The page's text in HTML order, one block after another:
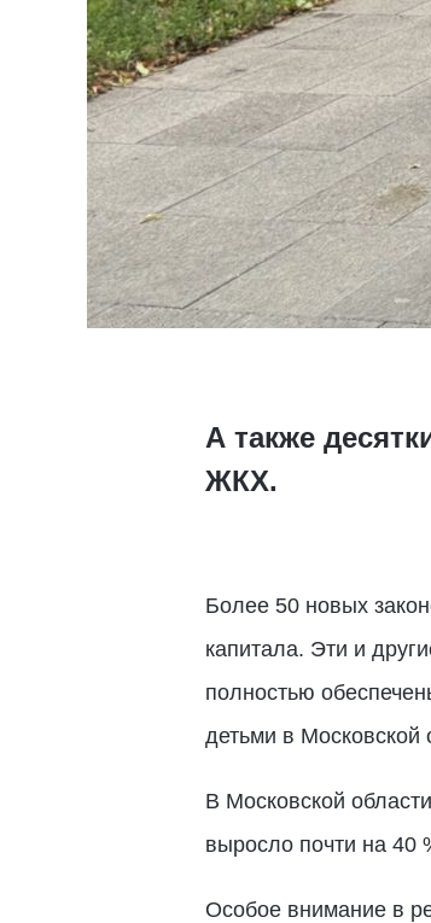
А также
ЖКХ.
Более 50 новых
капитала. Эти и
полностью
детьми в Московской
В Московской
выросло почти на 40
Особое внимание в